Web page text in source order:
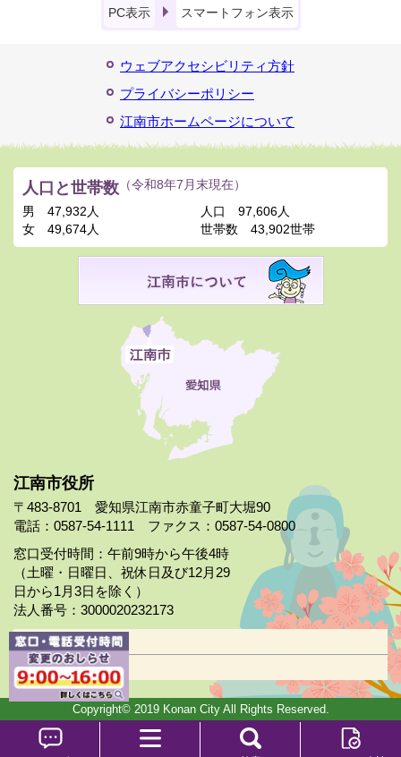
PC表示 スマートフォン表示
ウェブアクセシビリティ方針
プライバシーポリシー
江南市ホームページについて
江南市役所
〒483-8701 愛知県江南市赤童子町大堀90
電話：0587-54-1111 ファクス：0587-54-0800
窓口受付時間：午前9時から午後4時
（土曜・日曜日、祝休日及び12月29
日から1月3日を除く）
法人番号：3000020232173
市役所案内
日曜市役所
人口と世帯数 （令和8年7月末現在）
男
47,932人
女
49,674人
人口
97,606人
世帯数
43,902世帯
Copyright© 2019 Konan City All Rights Reserved.